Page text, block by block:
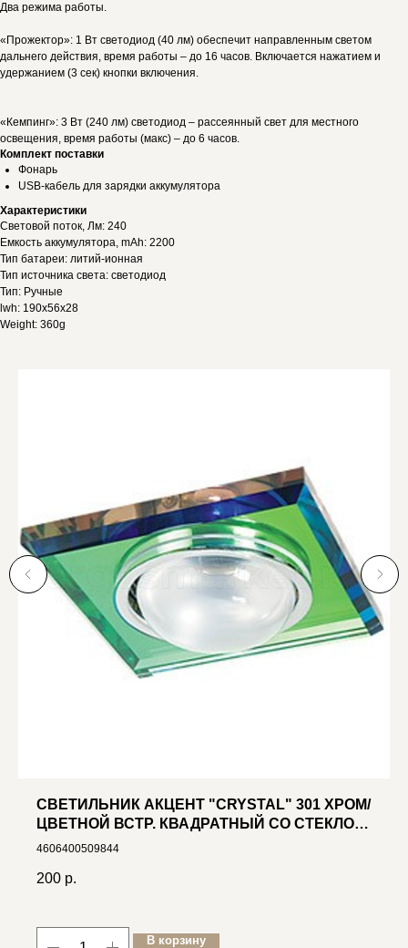
Два режима работы.
«Прожектор»: 1 Вт светодиод (40 лм) обеспечит направленным светом
дальнего действия, время работы – до 16 часов. Включается нажатием и
удержанием (3 сек) кнопки включения.
«Кемпинг»: 3 Вт (240 лм) светодиод – рассеянный свет для местного
освещения, время работы (макс) – до 6 часов.
Комплект поставки
Фонарь
USB-кабель для зарядки аккумулятора
Характеристики
Световой поток, Лм: 240
Емкость аккумулятора, mAh: 2200
Тип батареи: литий-ионная
Тип источника света: светодиод
Тип: Ручные
lwh: 190x56x28
Weight: 360g
СВЕТИЛЬНИК АКЦЕНТ "CRYSTAL" 301 ХРОМ/
ЦВЕТНОЙ ВСТР. КВАДРАТНЫЙ СО СТЕКЛОМ
"ХАМЕЛЕОН", R50 E14
4606400509844
200 р.
В корзину